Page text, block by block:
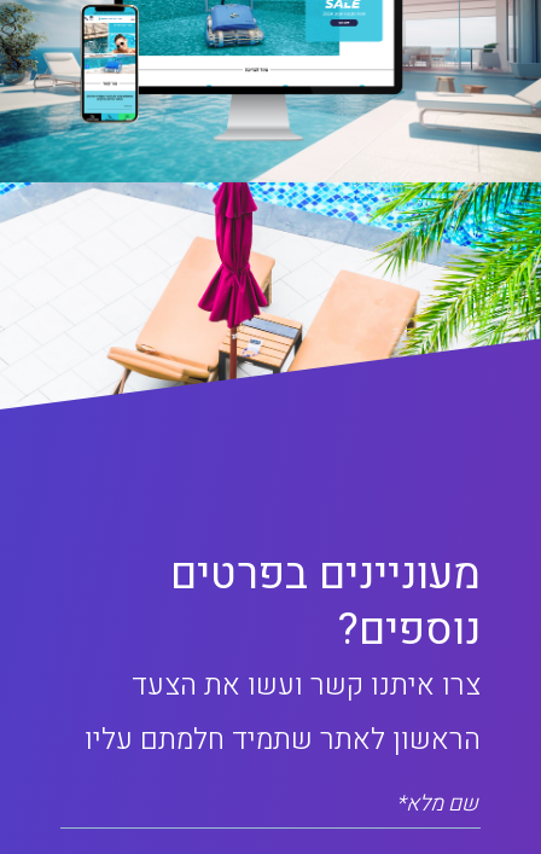
מעוניינים בפרטים
נוספים?
צרו איתנו קשר ועשו את הצעד
הראשון לאתר שתמיד חלמתם עליו
שם מלא*